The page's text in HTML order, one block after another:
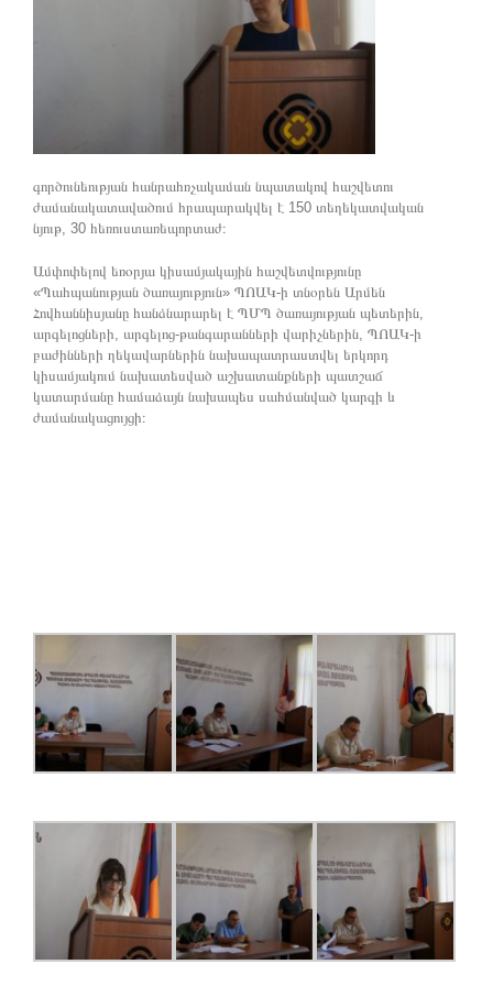
գործունեության հանրահռչակաման նպատակով հաշվետու
ժամանակատավածում հրապարակվել է 150 տեղեկատվական
նյութ, 30 հեռուստառեպորտաժ։
Ամփոփելով եռօրյա կիսամյակային հաշվետվությունը
«Պահպանության ծառայություն» ՊՈԱԿ-ի տնօրեն Արմեն
Հովհաննիսյանը հանձնարարել է ՊՄՊ ծառայության պետերին,
արգելոցների, արգելոց-թանգարանների վարիչներին, ՊՈԱԿ-ի
բաժինների ղեկավարներին նախապատրաստվել երկորդ
կիսամյակում նախատեսված աշխատանքների պատշաճ
կատարմանը համաձայն նախապես սահմանված կարգի և
ժամանակացույցի։